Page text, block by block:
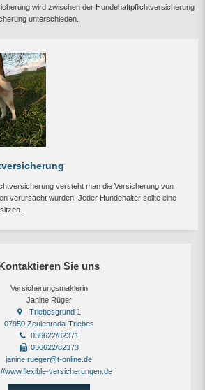
Sie uns
Versicherungsmaklerin
Janine Rüger
Triebesgrund 1
07950 Zeulenroda-Triebes
036622/82371
036622/82373
janine.rueger@t-online.de
www.flexible-versicherungen.de
wird zwischen der Hundehaftpflichtversicherung
unterschieden.
versteht man die Versicherung von
verursacht wurden. Jeder Hundehalter sollte eine